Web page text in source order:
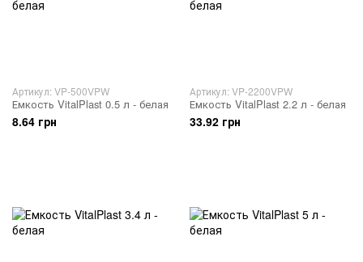
Артикул: VP-500VPW
Емкость VitalPlast 0.5 л - белая
8.64 грн
Артикул: VP-2200VPW
Емкость VitalPlast 2.2 л - белая
33.92 грн